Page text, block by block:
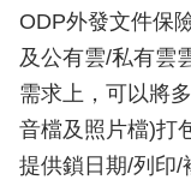
ODP外發文件保
及公有雲/私有雲
需求上，可以將
音檔及照片檔)打
提供鎖日期/列印/